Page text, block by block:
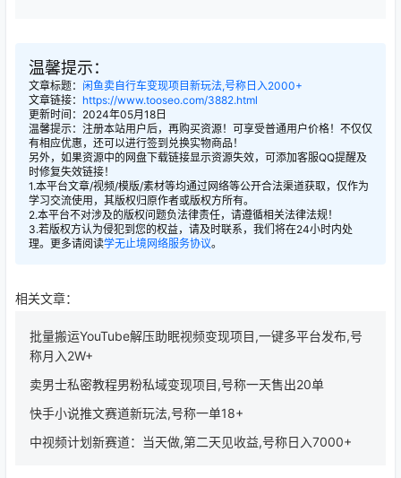
温馨提示：
文章标题： 闲鱼卖自行车变现项目新玩法,号称日入2000+
文章链接： https://www.tooseo.com/3882.html
更新时间：2024年05月18日
温馨提示：注册本站用户后，再购买资源！可享受普通用户价格！不仅仅
有相应优惠，还可以进行签到兑换实物商品！
另外，如果资源中的网盘下载链接显示资源失效，可添加客服QQ提醒及
时修复失效链接！
1.本平台文章/视频/模版/素材等均通过网络等公开合法渠道获取，仅作为
学习交流使用，其版权归原作者或版权方所有。
2.本平台不对涉及的版权问题负法律责任，请遵循相关法律法规！
3.若版权方认为侵犯到您的权益，请及时联系，我们将在24小时内处
理。更多请阅读学无止境网络服务协议。
相关文章：
批量搬运YouTube解压助眠视频变现项目,一键多平台发布,号
称月入2W+
卖男士私密教程男粉私域变现项目,号称一天售出20单
快手小说推文赛道新玩法,号称一单18+
中视频计划新赛道：当天做,第二天见收益,号称日入7000+